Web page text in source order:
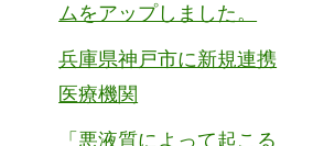
ムをアップしました。
兵庫県神戸市に新規連携
医療機関
「悪液質によって起こる